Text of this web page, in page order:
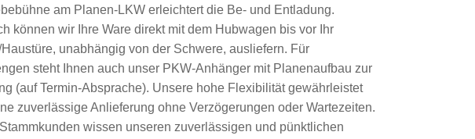
am Planen-LKW erleichtert die Be- und Entladung.
können wir Ihre Ware direkt mit dem Hubwagen bis vor Ihr
unabhängig von der Schwere, ausliefern. Für
steht Ihnen auch unser PKW-Anhänger mit Planenaufbau zur
(auf Termin-Absprache). Unsere hohe Flexibilität gewährleistet
zuverlässige Anlieferung ohne Verzögerungen oder Wartezeiten.
wissen unseren zuverlässigen und pünktlichen